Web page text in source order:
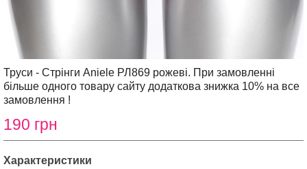
Труси - Стрінги Aniele РЛ869 рожеві. При замовленні
більше одного товару сайту додаткова знижка 10% на все
замовлення !
190 грн
Характеристики